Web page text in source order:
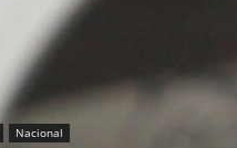
Nacional